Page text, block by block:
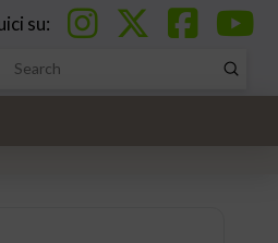
su:
Submit